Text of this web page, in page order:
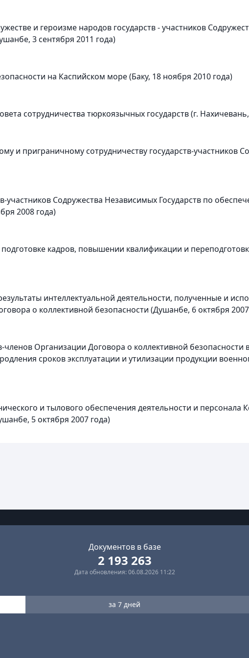
и героизме народов государств - участников
3 сентября 2011 года)
на Каспийском море (Баку, 18 ноября 2010 года)
сотрудничества тюркоязычных государств (г.
и приграничному сотрудничеству государств-участников
участников Содружества Независимых Государств по
2008 года)
кадров, повышении квалификации и
интеллектуальной деятельности, полученные и
о коллективной безопасности (Душанбе, 6 октября
членов Организации Договора о коллективной безопасности
сроков эксплуатации и утилизации продукции
и тылового обеспечения деятельности и
5 октября 2007 года)
Документов в базе
2 193 263
Дата обновления: 06.08.2026 11:22
за 7 дней